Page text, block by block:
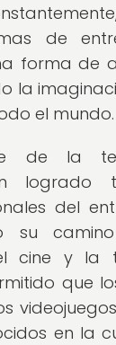
de
forma de
la
el mundo.
de la
logrado
del
su
cine y la
que
en la